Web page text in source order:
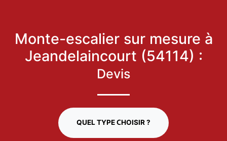
Monte-escalier sur mesure à
Jeandelaincourt (54114) :
Devis
QUEL TYPE CHOISIR ?